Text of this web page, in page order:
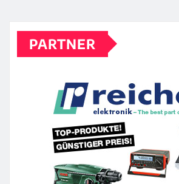
PARTNER